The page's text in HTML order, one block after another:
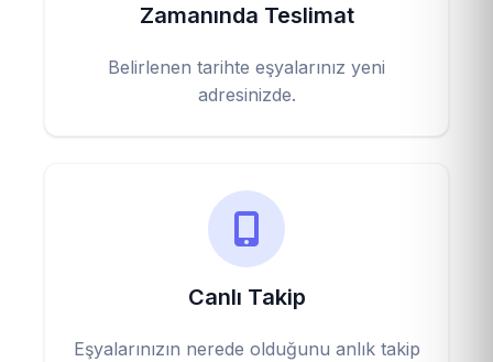
Zamanında Teslimat
Belirlenen tarihte eşyalarınız yeni
adresinizde.
Canlı Takip
Eşyalarınızın nerede olduğunu anlık takip